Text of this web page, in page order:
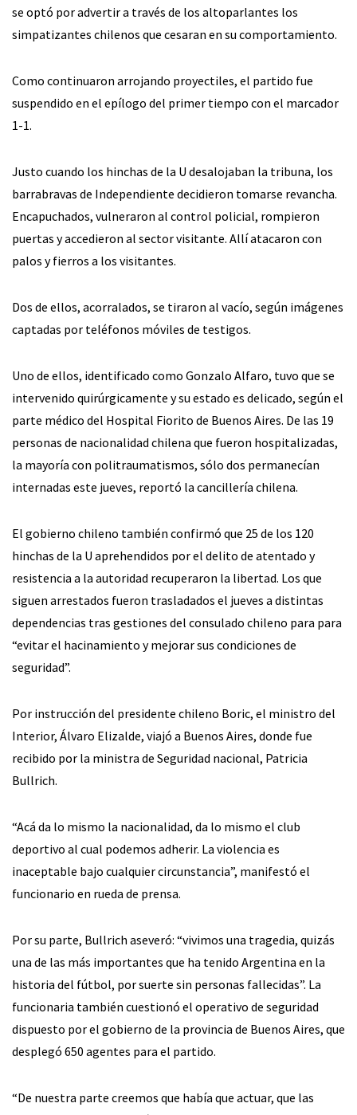
se optó por advertir a través de los altoparlantes los
simpatizantes chilenos que cesaran en su comportamiento.
Como continuaron arrojando proyectiles, el partido fue
suspendido en el epílogo del primer tiempo con el marcador
1-1.
Justo cuando los hinchas de la U desalojaban la tribuna, los
barrabravas de Independiente decidieron tomarse revancha.
Encapuchados, vulneraron al control policial, rompieron
puertas y accedieron al sector visitante. Allí atacaron con
palos y fierros a los visitantes.
Dos de ellos, acorralados, se tiraron al vacío, según imágenes
captadas por teléfonos móviles de testigos.
Uno de ellos, identificado como Gonzalo Alfaro, tuvo que se
intervenido quirúrgicamente y su estado es delicado, según el
parte médico del Hospital Fiorito de Buenos Aires. De las 19
personas de nacionalidad chilena que fueron hospitalizadas,
la mayoría con politraumatismos, sólo dos permanecían
internadas este jueves, reportó la cancillería chilena.
El gobierno chileno también confirmó que 25 de los 120
hinchas de la U aprehendidos por el delito de atentado y
resistencia a la autoridad recuperaron la libertad. Los que
siguen arrestados fueron trasladados el jueves a distintas
dependencias tras gestiones del consulado chileno para para
“evitar el hacinamiento y mejorar sus condiciones de
seguridad”.
Por instrucción del presidente chileno Boric, el ministro del
Interior, Álvaro Elizalde, viajó a Buenos Aires, donde fue
recibido por la ministra de Seguridad nacional, Patricia
Bullrich.
“Acá da lo mismo la nacionalidad, da lo mismo el club
deportivo al cual podemos adherir. La violencia es
inaceptable bajo cualquier circunstancia”, manifestó el
funcionario en rueda de prensa.
Por su parte, Bullrich aseveró: “vivimos una tragedia, quizás
una de las más importantes que ha tenido Argentina en la
historia del fútbol, por suerte sin personas fallecidas”. La
funcionaria también cuestionó el operativo de seguridad
dispuesto por el gobierno de la provincia de Buenos Aires, que
desplegó 650 agentes para el partido.
“De nuestra parte creemos que había que actuar, que las